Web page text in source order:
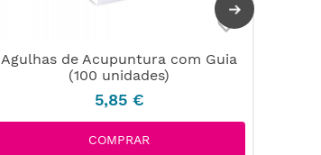
Agulhas de Acupuntura com Guia
(100 unidades)
5,85 €
COMPRAR